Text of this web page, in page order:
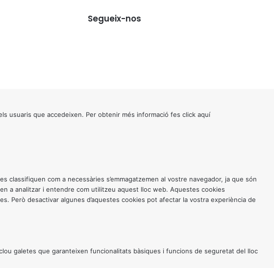
Segueix-nos
usuaris que accedeixen. Per obtenir més informació fes click aquí
com a necessàries s’emmagatzemen al vostre navegador, ja que són
a analitzar i entendre com utilitzeu aquest lloc web. Aquestes cookies
Però desactivar algunes d’aquestes cookies pot afectar la vostra experiència de
galetes que garanteixen funcionalitats bàsiques i funcions de seguretat del lloc